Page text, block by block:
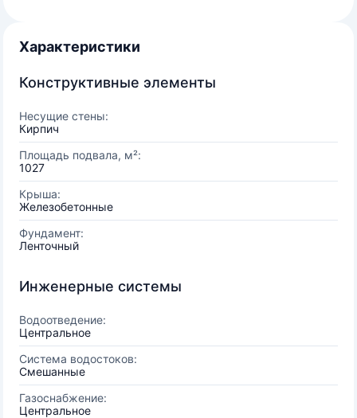
Характеристики
Конструктивные элементы
Несущие стены:
Кирпич
Площадь подвала, м²:
1027
Крыша:
Железобетонные
Фундамент:
Ленточный
Инженерные системы
Водоотведение:
Центральное
Система водостоков:
Смешанные
Газоснабжение:
Центральное